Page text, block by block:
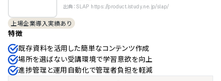
出典：SLAP https://product.istudy.ne.jp/slap/
上場企業導入実績あり
特徴
既存資料を活用した簡単なコンテンツ作成
場所を選ばない受講環境で学習意欲を向上
進捗管理と運用自動化で管理者負担を軽減